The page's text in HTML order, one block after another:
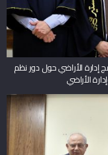
إدارة الأراضي حول دور نظم
الأراضي